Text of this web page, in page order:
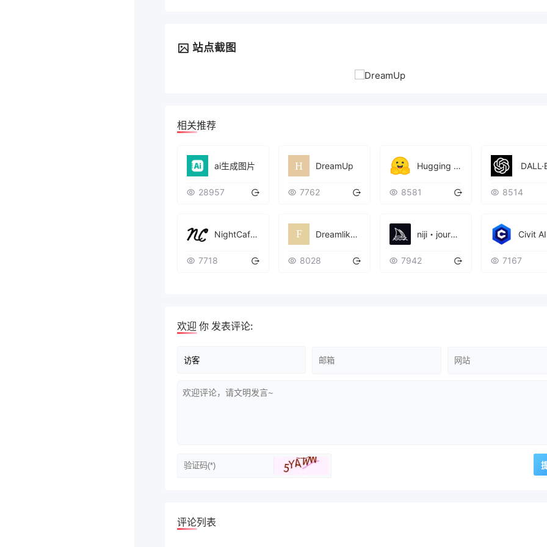
站点截图
相关推荐
ai生成图片
28957
DreamUp
7762
Hugging Face
8581 8514
NightCafe Creator
7718
Dreamlike.art
8028
niji・journey
7942
Civit AI
7167
欢迎 你 发表评论:
评论列表